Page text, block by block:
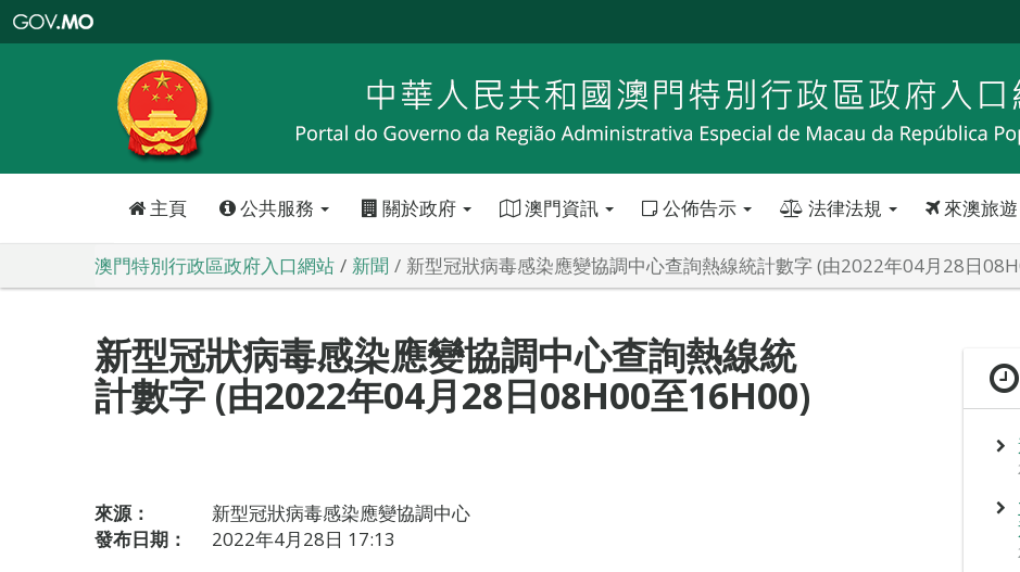
特
政
區
政
口
主頁 公共服務 關於政府 澳門資訊 公佈告示 法律法規 來澳旅遊
澳門特別行政區政府入口網站 新聞 新型冠狀病毒感染應變協調中心查詢熱線統計數字 (由2022年04月28日
新型冠狀病毒感染應變協調中心查詢熱線統
計數字 (由2022年04月28日08H00至16H00)
來源：
新型冠狀病毒感染應變協調中心
發布日期：
2022年4月28日 17:13